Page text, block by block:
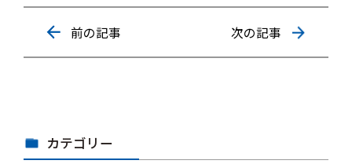
前の記事 次の記事
カテゴリー